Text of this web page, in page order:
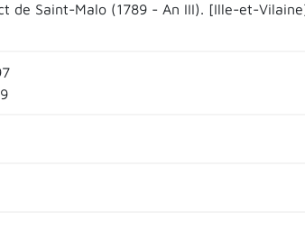
de Saint-Malo (1789 - An III). [Ille-et-